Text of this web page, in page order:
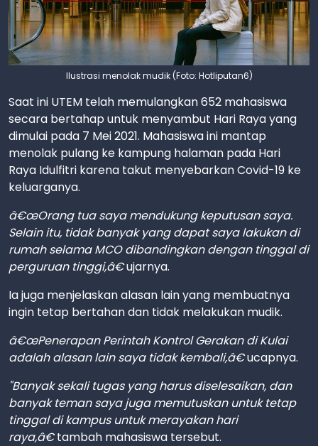
Ilustrasi menolak mudik (Foto: Hotliputan6)
Saat ini UTEM telah memulangkan 652 mahasiswa
secara bertahap untuk menyambut Hari Raya yang
dimulai pada 7 Mei 2021. Mahasiswa ini mantap
menolak pulang ke kampung halaman pada Hari
Raya Idulfitri karena takut menyebarkan Covid-19 ke
keluarganya.
â€œOrang tua saya mendukung keputusan saya.
Selain itu, tidak banyak yang dapat saya lakukan di
rumah selama MCO dibandingkan dengan tinggal di
perguruan tinggi,â€ujarnya.
Ia juga menjelaskan alasan lain yang membuatnya
ingin tetap bertahan dan tidak melakukan mudik.
â€œPenerapan Perintah Kontrol Gerakan di Kulai
adalah alasan lain saya tidak kembali,â€ucapnya.
"Banyak sekali tugas yang harus diselesaikan, dan
banyak teman saya juga memutuskan untuk tetap
tinggal di kampus untuk merayakan hari
raya,â€tambah mahasiswa tersebut.